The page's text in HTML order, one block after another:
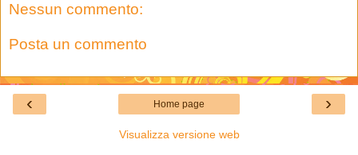
Nessun commento:
Posta un commento
‹ ›
Home page
Visualizza versione web